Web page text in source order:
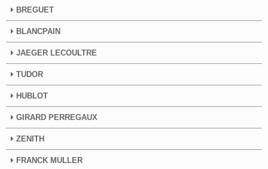
BREGUET
BLANCPAIN
JAEGER LECOULTRE
TUDOR
HUBLOT
GIRARD PERREGAUX
ZENITH
FRANCK MULLER